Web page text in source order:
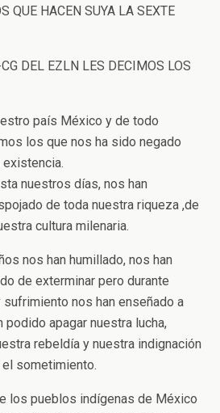
QUE HACEN SUYA LA SEXTE
DEL EZLN LES DECIMOS LOS
país México y de todo
los que nos ha sido negado
nuestros días, nos han
de toda nuestra riqueza ,de
cultura milenaria.
nos han humillado, nos han
de exterminar pero durante
nos han enseñado a
apagar nuestra lucha,
rebeldía y nuestra indignación
sometimiento.
los pueblos indígenas de México